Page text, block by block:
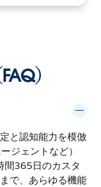
）
と認知能力を模倣
ジェントなど）
間365日のカスタ
で、あらゆる機能